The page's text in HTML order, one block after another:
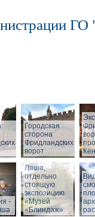
ГО
Городская
сторона
Фридландских
ворот
-
Вход в бункер
Ляша,
отдельно
стоящую
экспозицию
«Музей
«Блиндаж»